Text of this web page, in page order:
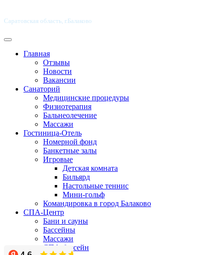
Саратовская область, г.Балаково
Главная
Отзывы
Новости
Вакансии
Санаторий
Медицинские процедуры
Физиотерапия
Бальнеолечение
Массажи
Гостиница-Отель
Номерной фонд
Банкетные залы
Игровые
Детская комната
Бильярд
Настольные теннис
Мини-гольф
Командировка в город Балаково
СПА-Центр
Бани и сауны
Бассейны
Массажи
СПА-бассейн